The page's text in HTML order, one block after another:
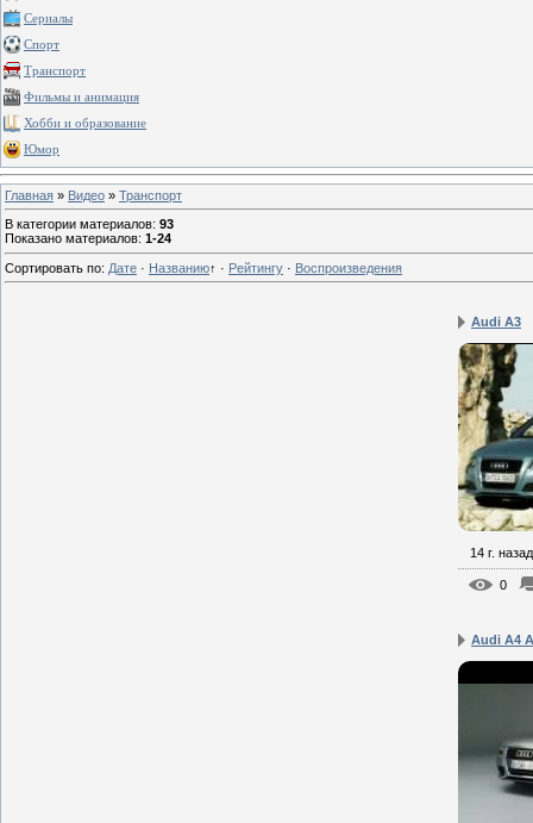
Сериалы
Спорт
Транспорт
Фильмы и анимация
Хобби и образование
Юмор
Главная » Видео » Транспорт
В категории материалов: 93
Показано материалов: 1-24
Сортировать по: Дате · Названию↑ · Рейтингу · Воспроизведения
Audi A3
14 г. назад
0
Audi A4